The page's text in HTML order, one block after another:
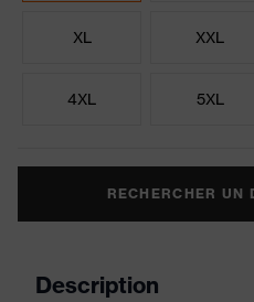
XL XXL
4XL 5XL
RECHERCHER UN
Description